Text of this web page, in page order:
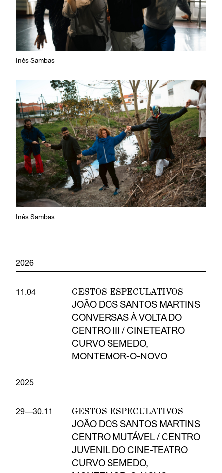
Inês Sambas
Inês Sambas
2026
11.04 GESTOS ESPECULATIVOS
JOÃO DOS SANTOS MARTINS
CONVERSAS À VOLTA DO
CENTRO III / CINETEATRO
CURVO SEMEDO,
MONTEMOR-O-NOVO
2025
29—30.11 GESTOS ESPECULATIVOS
JOÃO DOS SANTOS MARTINS
CENTRO MUTÁVEL / CENTRO
JUVENIL DO CINE-TEATRO
CURVO SEMEDO,